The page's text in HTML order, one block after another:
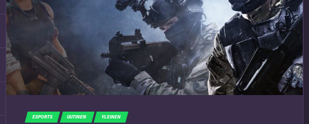
ESPORTS UUTINEN YLEINEN